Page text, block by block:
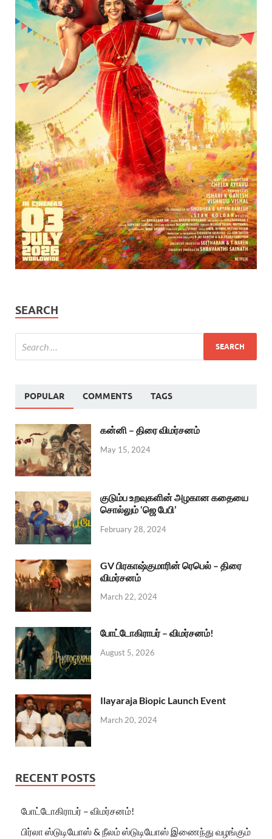
SEARCH
POPULAR COMMENTS TAGS
கன்னி – திரை விமர்சனம்
May 15, 2024
குடும்ப உறவுகளின் அழகான கதையை
சொல்லும் ‘ஜெ பேபி’
February 28, 2024
GV பிரகாஷ்குமாரின் ரெபெல் – திரை
விமர்சனம்
March 22, 2024
போட்டோகிராபர் – விமர்சனம்!
August 5, 2026
Ilayaraja Biopic Launch Event
March 20, 2024
RECENT POSTS
போட்டோகிராபர் – விமர்சனம்!
பிர்லா ஸ்டுடியோஸ் & நீலம் ஸ்டுடியோஸ் இணைந்து வழங்கும்